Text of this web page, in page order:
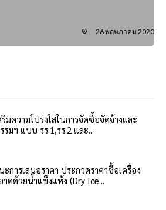
26 พฤษภาคม 2020
ริมความโปร่งใสในการจัดซื้อจัดจ้างและ
มฯ แบบ รร.1,รร.2 และ...
การเสนอราคา ประกวดราคาซื้อเครื่อง
ดด้วยน้ำแข็งแห้ง (Dry Ice...